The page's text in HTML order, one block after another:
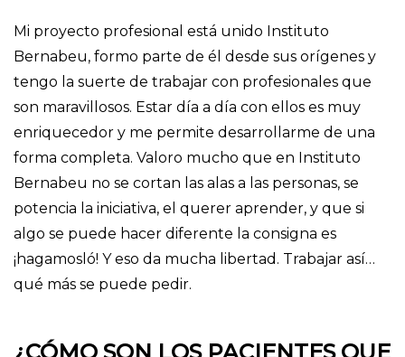
Mi proyecto profesional está unido Instituto
Bernabeu, formo parte de él desde sus orígenes y
tengo la suerte de trabajar con profesionales que
son maravillosos. Estar día a día con ellos es muy
enriquecedor y me permite desarrollarme de una
forma completa. Valoro mucho que en Instituto
Bernabeu no se cortan las alas a las personas, se
potencia la iniciativa, el querer aprender, y que si
algo se puede hacer diferente la consigna es
¡hagamosló! Y eso da mucha libertad. Trabajar así…
qué más se puede pedir.